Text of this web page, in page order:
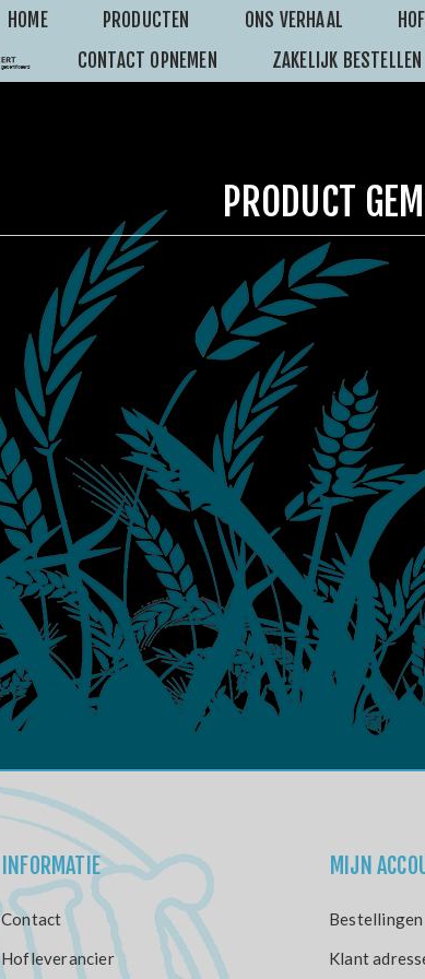
HOME PRODUCTEN ONS VERHAAL
CONTACT OPNEMEN
ZAKELIJK BESTELLEN
PRODUCT
INFORMATIE
Contact
Hofleverancier
MIJN
Bestellingen
Klant